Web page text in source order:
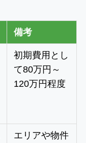
備考
初期費用とし
て80万円～
120万円程度
エリアや物件